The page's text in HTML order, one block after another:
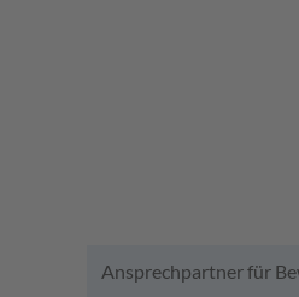
Ansprechpartner für